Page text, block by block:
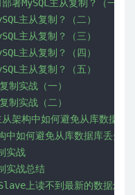
MySQL主从复制？（一）
主从复制？（二）
主从复制？（三）
主从复制？（四）
主从复制？（五）
实战（一）
实战（二）
构中如何避免从库数据库
如何避免从库数据库丢失？
实战
实战总结
上读不到最新的数据怎么